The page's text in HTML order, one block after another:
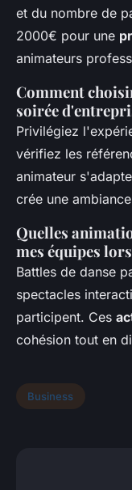
et du nombre de
2000€ pour une
animateurs
Comment
soirée
Privilégiez
vérifiez les
animateur
crée une
Quelles
mes équipes
Battles de danse
spectacles
participent. Ces
cohésion tout en
Business